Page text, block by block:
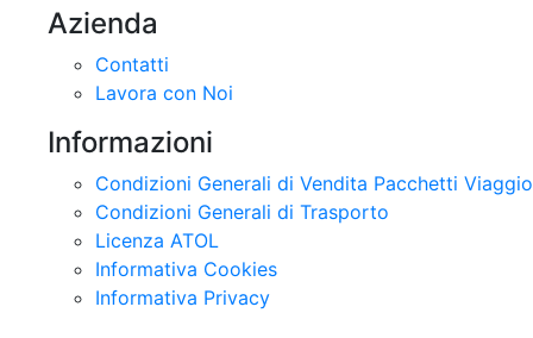
Azienda
Contatti
Lavora con Noi
Informazioni
Condizioni Generali di Vendita Pacchetti Viaggio
Condizioni Generali di Trasporto
Licenza ATOL
Informativa Cookies
Informativa Privacy